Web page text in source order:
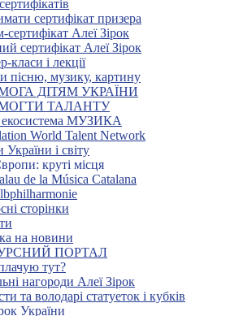
сертифікат призера
Алеї Зірок
сертифікат Алеї Зірок
класи і лекції
пісню, музику, картину
ДІТЯМ УКРАЇНИ
ТАЛАНТУ
екосистема МУЗИКА
World Talent Network
і світу
круті місця
de la Música Catalana
сторінки
на новини
ПОРТАЛ
тут?
нагороди Алеї Зірок
та володарі статуеток і кубків
України